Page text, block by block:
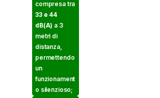
compresa tra
33 e 44
dB(A) a 3
metri di
distanza,
permettendo
un
funzionament
o silenzioso;